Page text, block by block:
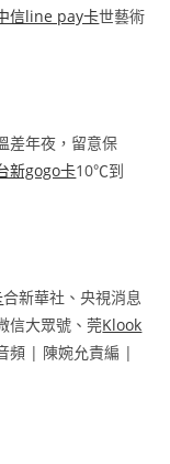
信line pay卡世藝術
差年夜，留意保
新gogo卡10℃到
合新華社、央視消息
信大眾號、莞Klook
頻 | 陳婉允責編 |